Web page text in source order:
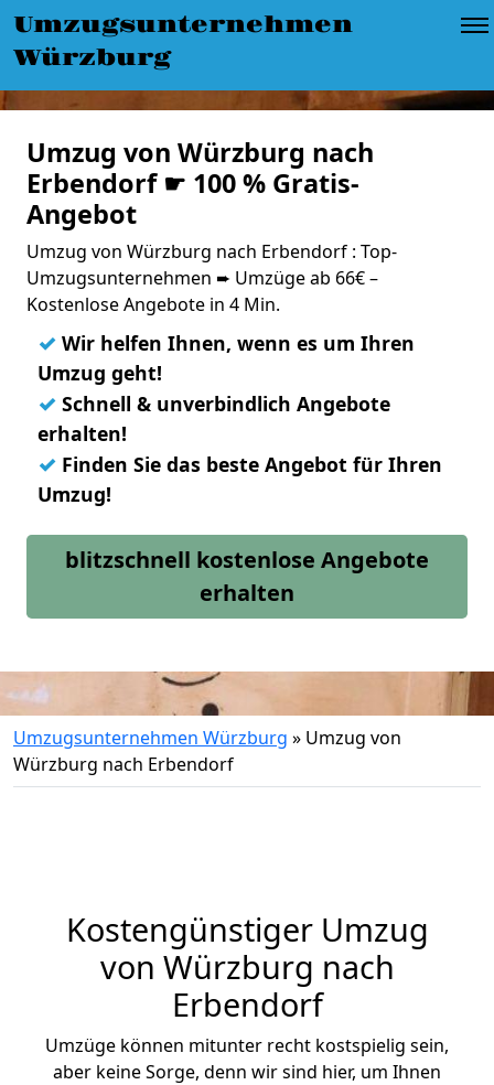
Umzugsunternehmen
Würzburg
Umzug von Würzburg nach
Erbendorf ☛ 100 % Gratis-
Angebot
Umzug von Würzburg nach Erbendorf : Top-
Umzugsunternehmen ➨ Umzüge ab 66€ –
Kostenlose Angebote in 4 Min.
✓ Wir helfen Ihnen, wenn es um Ihren
Umzug geht!
✓ Schnell & unverbindlich Angebote
erhalten!
✓ Finden Sie das beste Angebot für Ihren
Umzug!
blitzschnell kostenlose Angebote
erhalten
Umzugsunternehmen Würzburg » Umzug von
Würzburg nach Erbendorf
Kostengünstiger Umzug
von Würzburg nach
Erbendorf
Umzüge können mitunter recht kostspielig sein,
aber keine Sorge, denn wir sind hier, um Ihnen